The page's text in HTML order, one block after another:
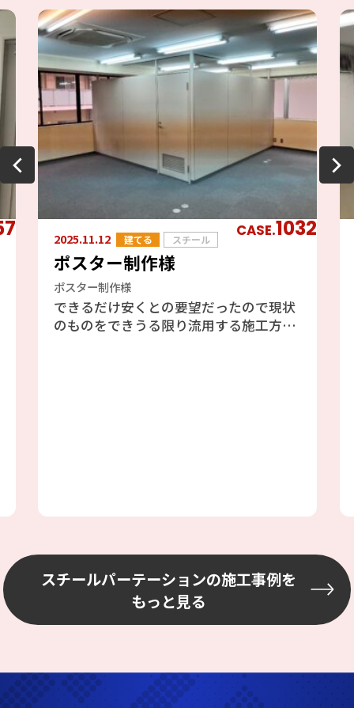
CASE.1032
2025.11.12 建てる スチール
ポスター制作様
ポスター制作様
できるだけ安くとの要望だったので現状
のものをできうる限り流用する施工方法
スチールパーテーションの施工事例を
もっと見る